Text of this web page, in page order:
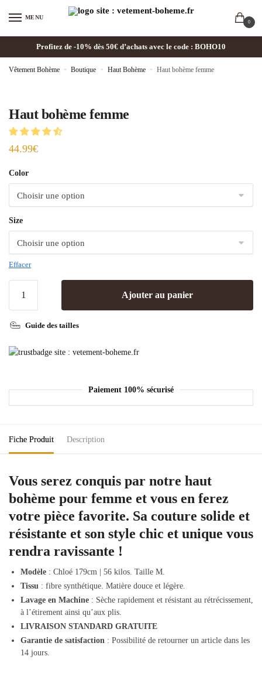
MENU
0
Profitez de -10% dès 50€ d’achats avec le code : BOHO10
Vêtement Bohème » Boutique » Haut Bohème » Haut bohème femme
Haut bohème femme
44.99€
Color
Size
Effacer
Ajouter au panier
Guide des tailles
Paiement 100% sécurisé
Fiche Produit Description
Vous serez conquis par notre haut
bohème pour femme et vous en ferez
votre pièce favorite. Sa couture solide et
résistante et son style chic et unique vous
rendra ravissante !
Modèle : Chloé 179cm | 56 kilos. Taille M.
Tissu : fibre synthétique. Matière douce et légère.
Lavage en Machine : Sèche rapidement et résistant au rétrécissement,
à l’étirement ainsi qu’aux plis.
LIVRAISON STANDARD GRATUITE
Garantie de satisfaction : Possibilité de retourner un article dans les
14 jours.